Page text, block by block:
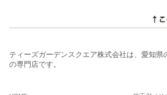
ティーズガーデンスクエア株式会社は、愛知県
の専門店です。